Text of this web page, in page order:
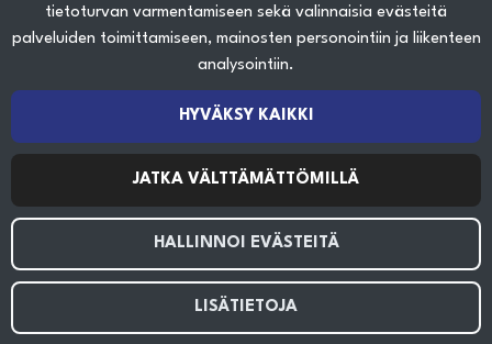
tietoturvan varmentamiseen sekä valinnaisia evästeitä
palveluiden toimittamiseen, mainosten personointiin ja liikenteen
analysointiin.
HYVÄKSY KAIKKI
JATKA VÄLTTÄMÄTTÖMILLÄ
HALLINNOI EVÄSTEITÄ
LISÄTIETOJA
Näin teet ostoksia verkkokaupassa
Tietosuojaseloste
Seuraa sosiaalisessa mediassa